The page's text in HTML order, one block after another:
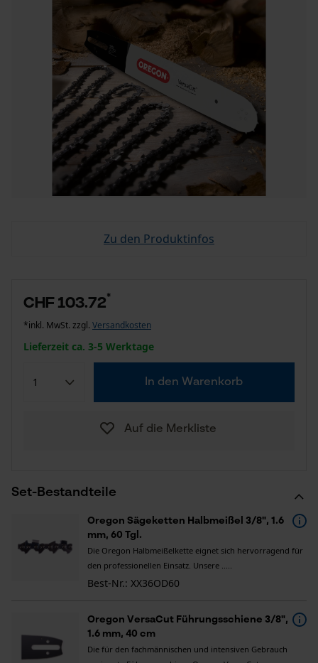
Zu den Produktinfos
Set-Bestandteile
Oregon Sägeketten Halbmeißel 3/8", 1.6
mm, 60 Tgl.
Die Oregon Halbmeißelkette eignet sich hervorragend für
den professionellen Einsatz. Unsere .....
Best-Nr.: XX36OD60
Oregon VersaCut Führungsschiene 3/8",
1.6 mm, 40 cm
Die für den fachmännischen und intensiven Gebrauch
CHF 103.72*
*inkl. MwSt. zzgl. Versandkosten
Lieferzeit ca. 3-5 Werktage
In den Warenkorb
Auf die Merkliste